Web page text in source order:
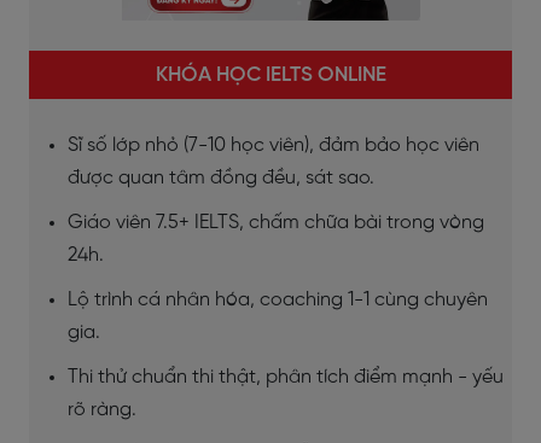
KHÓA HỌC IELTS ONLINE
Sĩ số lớp nhỏ (7-10 học viên), đảm bảo học viên
được quan tâm đồng đều, sát sao.
Giáo viên 7.5+ IELTS, chấm chữa bài trong vòng
24h.
Lộ trình cá nhân hóa, coaching 1-1 cùng chuyên
gia.
Thi thử chuẩn thi thật, phân tích điểm mạnh - yếu
rõ ràng.